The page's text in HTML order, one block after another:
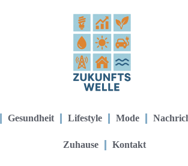
Gesundheit Lifestyle Mode
Zuhause Kontakt